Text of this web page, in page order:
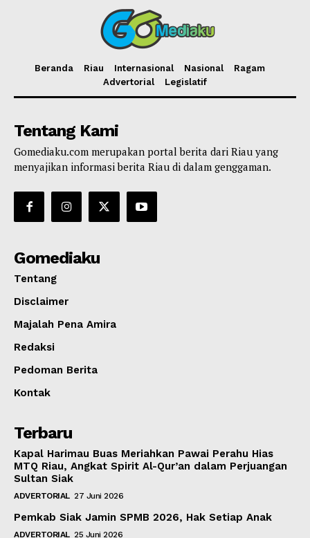
Beranda Riau Internasional Nasional
Ragam
Advertorial
Legislatif
Tentang Kami
Gomediaku.com merupakan portal berita dari Riau yang
menyajikan informasi berita Riau di dalam genggaman.
Gomediaku
Tentang
Disclaimer
Majalah Pena Amira
Redaksi
Pedoman Berita
Kontak
Terbaru
Kapal Harimau Buas Meriahkan Pawai Perahu Hias
MTQ Riau, Angkat Spirit Al-Qur’an dalam Perjuangan
Sultan Siak
ADVERTORIAL 27 Juni 2026
Pemkab Siak Jamin SPMB 2026, Hak Setiap Anak
ADVERTORIAL 25 Juni 2026